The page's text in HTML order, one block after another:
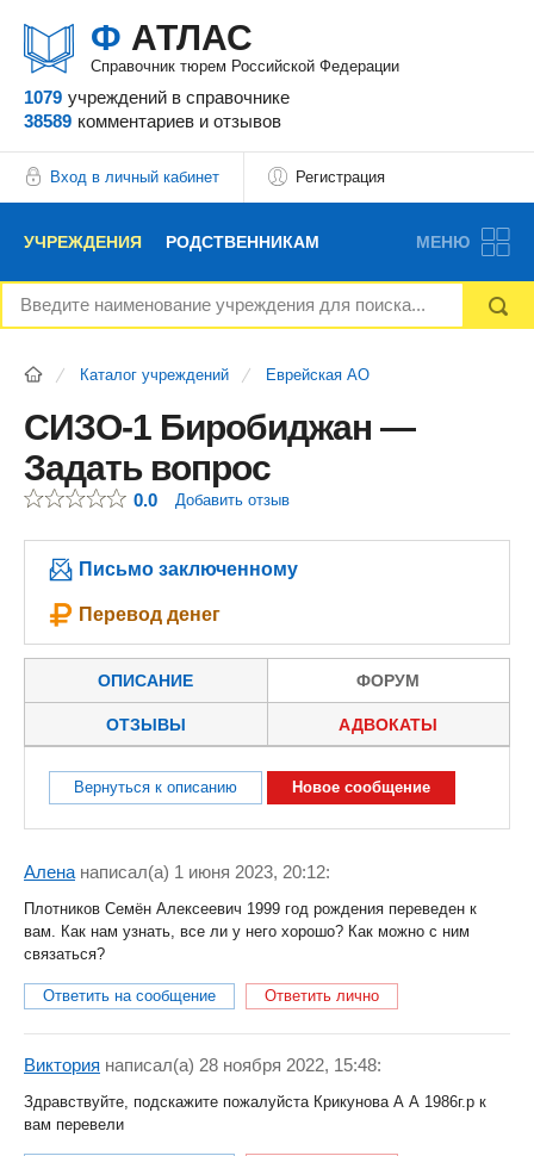
Ф АТЛАС
Справочник тюрем Российской Федерации
1079 учреждений в справочнике
38589 комментариев и отзывов
Вход в личный кабинет Регистрация
УЧРЕЖДЕНИЯ РОДСТВЕННИКАМ
НОВОСТИ БЛОГ АДВОКАТЫ
РЕКЛАМОДАТЕЛЯМ
МЕНЮ
Каталог учреждений Еврейская АО
СИЗО-1 Биробиджан —
Задать вопрос
0.0 Добавить отзыв
Письмо заключенному
Перевод денег
ОПИСАНИЕ ФОРУМ
ОТЗЫВЫ АДВОКАТЫ
Вернуться к описанию Новое сообщение
Алена написал(a) 1 июня 2023, 20:12:
Плотников Семён Алексеевич 1999 год рождения переведен к
вам. Как нам узнать, все ли у него хорошо? Как можно с ним
связаться?
Ответить на сообщение Ответить лично
Виктория написал(a) 28 ноября 2022, 15:48:
Здравствуйте, подскажите пожалуйста Крикунова А А 1986г.р к
вам перевели